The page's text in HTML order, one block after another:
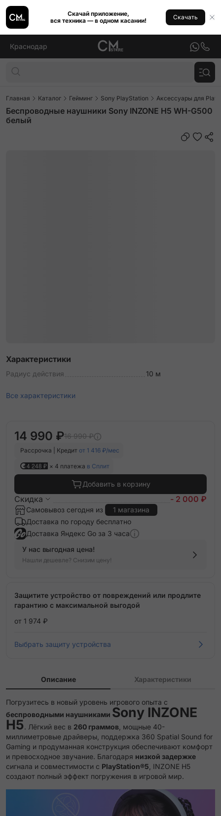
Скачай приложение,
вся техника — в одном касании!
Скачать
Краснодар
Главная Каталог Гейминг Sony PlayStation Аксессуары для
Беспроводные наушники Sony INZONE H5 WH-G500
белый
Характеристики
Радиус действия 10 м
Все характеристики
14 990 ₽16 990 ₽
Рассрочка | Кредит от 1 416 ₽/мес
4 248 ₽ × 4 платежа в Сплит
Добавить в корзину
Скидка - 2 000 ₽
Самовывоз сегодня из
1 магазина
Доставка по городу бесплатно
Доставка Яндекс Go за 3 часа
У нас выгодная цена!
Нашли дешевле? Снизим цену!
Защитите устройство от повреждений или продлите
гарантию с максимальной выгодой
от 1 974 ₽
Выбрать защиту устройства
Описание Характеристики
Погрузитесь в новый уровень игрового опыта с
беспроводными наушниками Sony INZONE
H5. Лёгкий вес в 260 граммов , мощные 40-
миллиметровые драйверы, поддержка 360 Spatial Sound for
Gaming и продуманная конструкция обеспечивают комфорт
и превосходное звучание. Благодаря низкой задержке
сигнала и совместимости с PlayStation®5 , INZONE H5
создают полный эффект погружения в игровой мир.